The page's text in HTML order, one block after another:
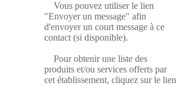
Vous pouvez utiliser le lien
"Envoyer un message" afin
d'envoyer un court message à ce
contact (si disponible).
Pour obtenir une liste des
produits et/ou services offerts par
cet établissement, cliquez sur le lien